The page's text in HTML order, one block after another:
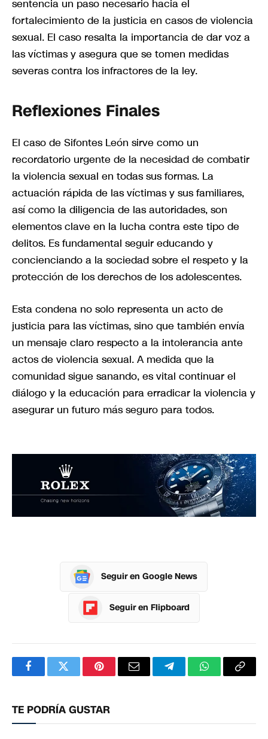
sentencia un paso necesario hacia el
fortalecimiento de la justicia en casos de violencia
sexual. El caso resalta la importancia de dar voz a
las víctimas y asegura que se tomen medidas
severas contra los infractores de la ley.
Reflexiones Finales
El caso de Sifontes León sirve como un
recordatorio urgente de la necesidad de combatir
la violencia sexual en todas sus formas. La
actuación rápida de las víctimas y sus familiares,
así como la diligencia de las autoridades, son
elementos clave en la lucha contra este tipo de
delitos. Es fundamental seguir educando y
concienciando a la sociedad sobre el respeto y la
protección de los derechos de los adolescentes.
Esta condena no solo representa un acto de
justicia para las víctimas, sino que también envía
un mensaje claro respecto a la intolerancia ante
actos de violencia sexual. A medida que la
comunidad sigue sanando, es vital continuar el
diálogo y la educación para erradicar la violencia y
asegurar un futuro más seguro para todos.
Seguir en Google News
Seguir en Flipboard
FacebookTwitterPinterestCorreoTelegramWhatsApp
TE PODRÍA GUSTAR